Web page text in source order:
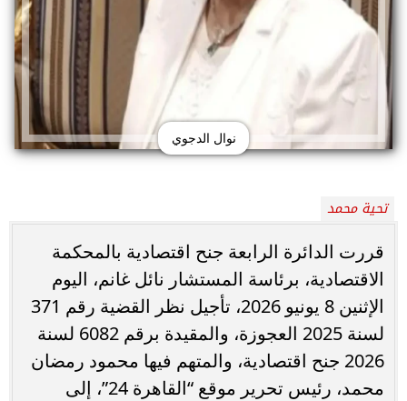
نوال الدجوي
تحية محمد
قررت الدائرة الرابعة جنح اقتصادية بالمحكمة
الاقتصادية، برئاسة المستشار نائل غانم، اليوم
الإثنين 8 يونيو 2026، تأجيل نظر القضية رقم 371
لسنة 2025 العجوزة، والمقيدة برقم 6082 لسنة
2026 جنح اقتصادية، والمتهم فيها محمود رمضان
محمد، رئيس تحرير موقع “القاهرة 24”، إلى